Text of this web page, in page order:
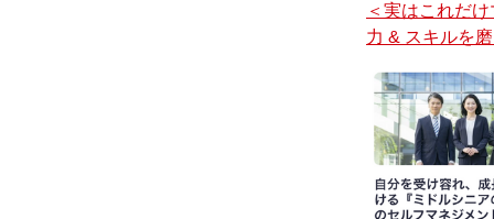
＜実はこれだ
力 & スキルを